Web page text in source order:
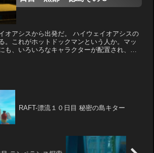
オアシスから出発だ。 ハイウェイオアシスの
。これがホットドックマンという人か。マッ
も、いろいろなキャラクターが配置され、多
RAFT-漂流１０日目 秘密の島キター